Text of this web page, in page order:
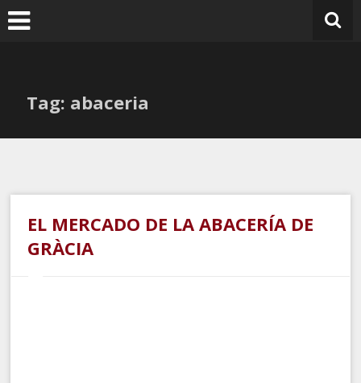
Ir
al
Tag: abaceria
EL MERCADO DE LA ABACERÍA DE
GRÀCIA